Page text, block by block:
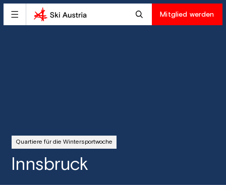
Mitglied werden
Quartiere für die Wintersportwoche
Innsbruck